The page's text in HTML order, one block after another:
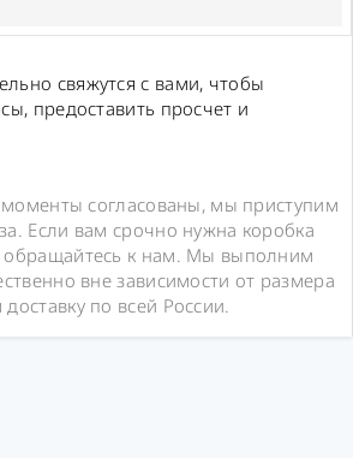
свяжутся с вами, чтобы
предоставить просчет и
моменты согласованы, мы приступим
Если вам срочно нужна коробка
к нам. Мы выполним
вне зависимости от размера
по всей России.